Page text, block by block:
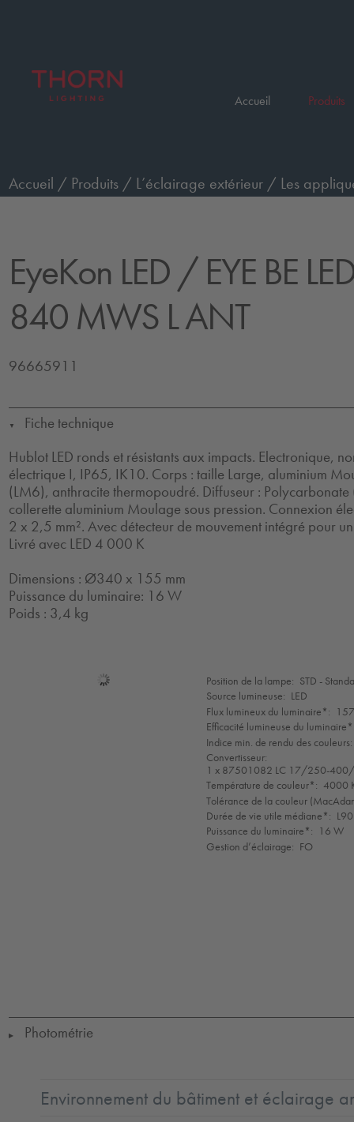
Accueil Produits
Accueil / Produits / L’éclairage extérieur / Les
EyeKon LED / EYE BE
840 MWS L ANT
96665911
▼
Fiche technique
Hublot LED ronds et résistants aux impacts. Electronique,
électrique I, IP65, IK10. Corps : taille Large, aluminium
(LM6), anthracite thermopoudré. Diffuseur :
collerette aluminium Moulage sous pression. Connexion
2 x 2,5 mm². Avec détecteur de mouvement intégré pour
Livré avec LED 4 000 K
Dimensions : Ø340 x 155 mm
Puissance du luminaire: 16 W
Poids : 3,4 kg
Sélection
de
mode
Position de la lampe: STD -
Source lumineuse: LED
Flux lumineux du luminaire*:
Efficacité lumineuse du
Indice min. de rendu des couleurs:
Convertisseur:
1 x 87501082 LC 17/250-400/
Température de couleur*: 4000
Tolérance de la couleur
Durée de vie utile médiane*:
Puissance du luminaire*: 16 W
Gestion d’éclairage: FO
to
+35
▶ Photométrie
Environnement du bâtiment et éclairage